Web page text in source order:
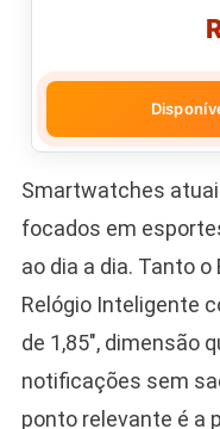
Smartwatches
focados em
ao dia a dia. Tanto
Relógio Inteligente
de 1,85″, dimensão
notificações sem
ponto relevante é a